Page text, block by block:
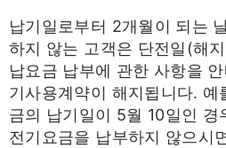
납기일로부터 2개월이 되는
하지 않는 고객은 단전일(해
납요금 납부에 관한 사항을
기사용계약이 해지됩니다. 예
금의 납기일이 5월 10일인 경
전기요금을 납부하지 않으시